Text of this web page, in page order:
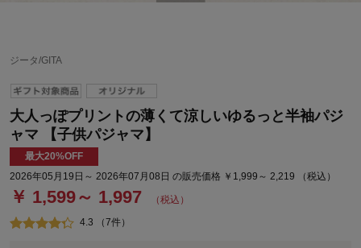
ジータ/GITA
大人っぽプリントの薄くて涼しいゆるっと半袖パジ
ャマ 【子供パジャマ】
最大20%OFF
2026年05月19日～ 2026年07月08日 の販売価格 ￥1,999～ 2,219 （税込）
￥ 1,599～ 1,997 （税込）
4.3 （7件）